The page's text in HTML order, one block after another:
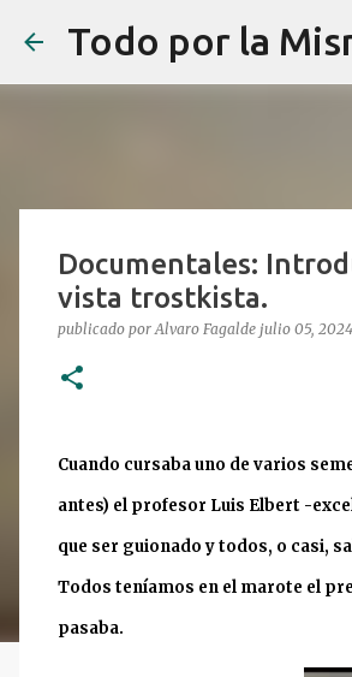
Todo por la
Documentales:
vista trostkista.
publicado porAlvaro Fagalde julio 05, 2024
Cuando cursaba uno de varios
antes) el profesor Luis Elbert -
que ser guionado y todos, o casi,
Todos teníamos en el marote el
pasaba.